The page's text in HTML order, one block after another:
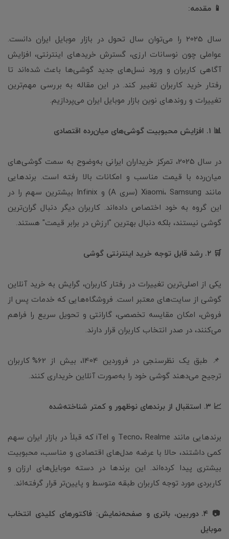
📱 مقدمه:
سال 2025 را می‌توان سال تحول در بازار موبایل ایران دانست.
عواملی چون نوسانات ارزی، گسترش خریدهای اینترنتی، افزایش
آگاهی کاربران و ورود نسل‌های جدید گوشی‌ها باعث شده‌اند تا
رفتار خرید کاربران تغییر کند. در این مقاله به بررسی مهم‌ترین
تغییرات و روندهای نوین بازار موبایل ایران می‌پردازیم.
📊 ۱. افزایش محبوبیت گوشی‌های میان‌رده اقتصادی
در سال 2025، تمرکز خریداران ایرانی به‌وضوح به سمت گوشی‌های
میان‌رده با قیمت مناسب و امکانات بالا رفته است. برندهایی
مانند Xiaomi، Samsung (سری A) و Infinix بیشترین سهم را در
این گروه به خود اختصاص داده‌اند. کاربران دیگر دنبال گران‌ترین
گوشی نیستند، بلکه دنبال بهترین "ارزش در برابر قیمت" هستند.
🛒 ۲. رشد قابل توجه خرید اینترنتی گوشی
یکی از اصلی‌ترین تغییرات در رفتار کاربران، گرایش به خرید آنلاین
گوشی از سایت‌های معتبر است. فروشگاه‌هایی که خدمات پس از
فروش، امکان مقایسه تخصصی، گارانتی و تحویل سریع را فراهم
می‌کنند، در صدر انتخاب کاربران قرار دارند.
📌 طبق یک نظرسنجی در فروردین 1404، بیش از 62% کاربران
ترجیح می‌دهند گوشی خود را به‌صورت آنلاین خریداری کنند.
📈 ۳. استقبال از برندهای نوظهور و کمتر شناخته‌شده
برندهایی مانند Tecno، Realme و iTel که قبلاً در بازار ایران سهم
کمی داشتند، حالا با عرضه مدل‌های اقتصادی و مناسب، محبوبیت
بیشتری پیدا کرده‌اند. این برندها در دسته موبایل‌های ارزان و
کاربردی مورد توجه کاربران طبقه متوسط و پایین‌تر قرار گرفته‌اند.
📷 ۴. دوربین، باتری و صفحه‌نمایش: فاکتورهای کلیدی انتخاب
موبایل